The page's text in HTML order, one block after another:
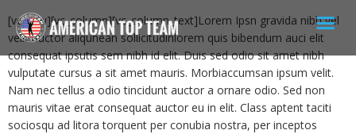
[vc_row][vc_column][vc_column_text]Lorem Ipsn gravida nibh vel
velit auctor aliqunean sollicitudinlorem quis bibendum auci elit
consequat ipsutis sem nibh id elit. Duis sed odio sit amet nibh
vulputate cursus a sit amet mauris. Morbiaccumsan ipsum velit.
Nam nec tellus a odio tincidunt auctor a ornare odio. Sed non
mauris vitae erat consequat auctor eu in elit. Class aptent taciti
sociosqu ad litora torquent per conubia nostra, per inceptos